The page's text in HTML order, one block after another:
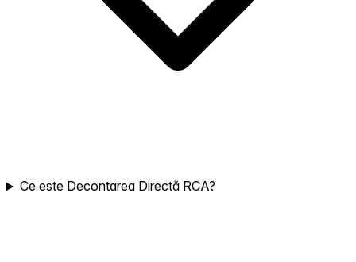
Ce este Decontarea Directă RCA?